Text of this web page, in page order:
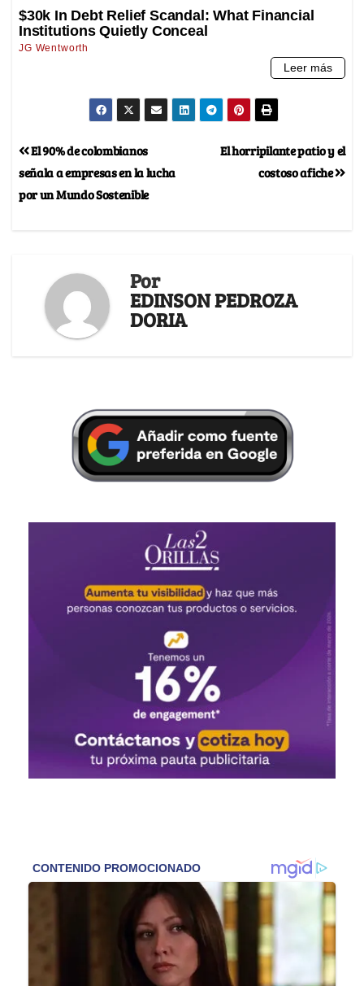
El horripilante patio y el
costoso afiche
El 90% de colombianos
señala a empresas en la lucha
por un Mundo Sostenible
Por
EDINSON PEDROZA
DORIA